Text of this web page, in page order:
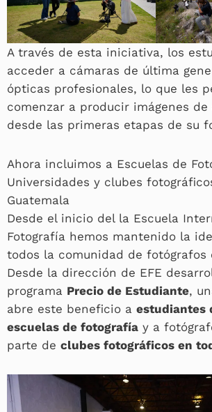
A través de esta iniciativa, los
acceder a cámaras de última
ópticas profesionales, lo que les
comenzar a producir imágenes
desde las primeras etapas de su
Ahora incluimos a Escuelas de
Universidades y clubes
Guatemala
Desde el inicio del la Escuela
Fotografía hemos mantenido la
todos la comunidad de fotógrafos
Desde la dirección de EFE
programa Precio de Estudiante,
abre este beneficio a estudiantes
escuelas de fotografía y a
parte de clubes fotográficos en